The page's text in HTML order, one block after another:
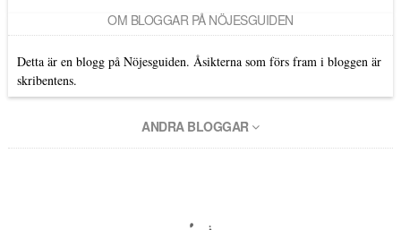
OM BLOGGAR PÅ NÖJESGUIDEN
Detta är en blogg på Nöjesguiden. Åsikterna som förs fram i bloggen är
skribentens.
ANDRA BLOGGAR